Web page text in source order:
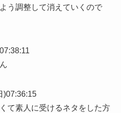
う調整して消えていくので
)07:36:15
て素人に受けるネタをした方